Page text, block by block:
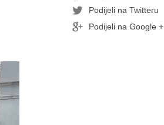
Podijeli na Twitteru
Podijeli na Google +